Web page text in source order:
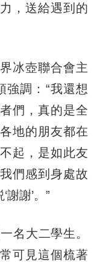
，送給遇到的
冰壺聯合會主
強調：“我還想
們，真的是全
地的朋友都在
起，是如此友
們感到身處故
謝’。”
大二學生。
可見這個梳著